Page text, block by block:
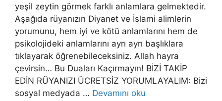
yeşil zeytin görmek farklı anlamlara gelmektedir.
Aşağıda rüyanızın Diyanet ve İslami alimlerin
yorumunu, hem iyi ve kötü anlamlarını hem de
psikolojideki anlamlarını ayrı ayrı başlıklara
tıklayarak öğrenebileceksiniz. Allah hayra
çevirsin… Bu Duaları Kaçırmayın! BİZİ TAKİP
EDİN RÜYANIZI ÜCRETSİZ YORUMLAYALIM: Bizi
sosyal medyada … Devamını oku